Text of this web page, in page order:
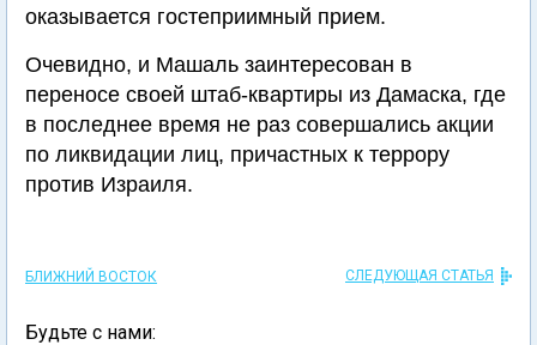
оказывается гостеприимный прием.
Очевидно, и Машаль заинтересован в
переносе своей штаб-квартиры из Дамаска, где
в последнее время не раз совершались акции
по ликвидации лиц, причастных к террору
против Израиля.
БЛИЖНИЙ ВОСТОК СЛЕДУЮЩАЯ СТАТЬЯ
Будьте с нами: